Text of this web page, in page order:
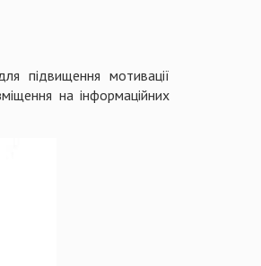
підвищення мотивації
на інформаційних